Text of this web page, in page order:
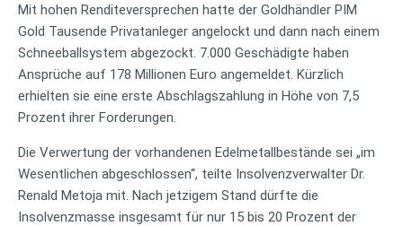
Mit hohen Renditeversprechen hatte der Goldhändler PIM
Gold Tausende Privatanleger angelockt und dann nach einem
Schneeballsystem abgezockt. 7.000 Geschädigte haben
Ansprüche auf 178 Millionen Euro angemeldet. Kürzlich
erhielten sie eine erste Abschlagszahlung in Höhe von 7,5
Prozent ihrer Forderungen.
Die Verwertung der vorhandenen Edelmetallbestände sei „im
Wesentlichen abgeschlossen“, teilte Insolvenzverwalter Dr.
Renald Metoja mit. Nach jetzigem Stand dürfte die
Insolvenzmasse insgesamt für nur 15 bis 20 Prozent der